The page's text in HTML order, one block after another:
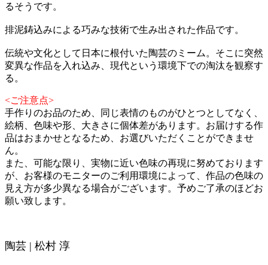
るそうです。
排泥鋳込みによる巧みな技術で生み出された作品です。
伝統や文化として日本に根付いた陶芸のミーム。そこに突然
変異な作品を入れ込み、現代という環境下での淘汰を観察す
る。
<ご注意点>
手作りのお品のため、同じ表情のものがひとつとしてなく、
絵柄、色味や形、大きさに個体差があります。お届けする作
品はおまかせとなるため、お選びいただくことができませ
ん。
また、可能な限り、実物に近い色味の再現に努めております
が、お客様のモニターのご利用環境によって、作品の色味の
見え方が多少異なる場合がございます。予めご了承のほどお
願い致します。
陶芸 | 松村 淳